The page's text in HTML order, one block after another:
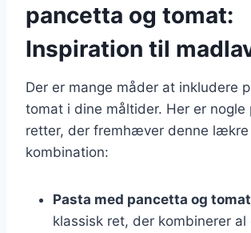
pancetta og tomat:
Inspiration til
Der er mange måder at inkludere
tomat i dine måltider. Her er
retter, der fremhæver denne lækre
kombination:
Pasta med pancetta og
klassisk ret, der kombinerer